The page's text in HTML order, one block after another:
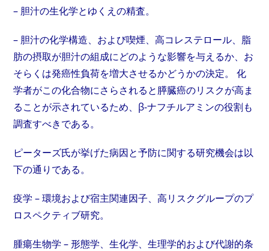
– 胆汁の生化学とゆくえの精査。
– 胆汁の化学構造、および喫煙、高コレステロール、脂
肪の摂取が胆汁の組成にどのような影響を与えるか、お
そらくは発癌性負荷を増大させるかどうかの決定。 化
学者がこの化合物にさらされると膵臓癌のリスクが高ま
ることが示されているため、β-ナフチルアミンの役割も
調査すべきである。
ピーターズ氏が挙げた病因と予防に関する研究機会は以
下の通りである。
疫学 – 環境および宿主関連因子、高リスクグループのプ
ロスペクティブ研究。
腫瘍生物学 – 形態学、生化学、生理学的および代謝的条